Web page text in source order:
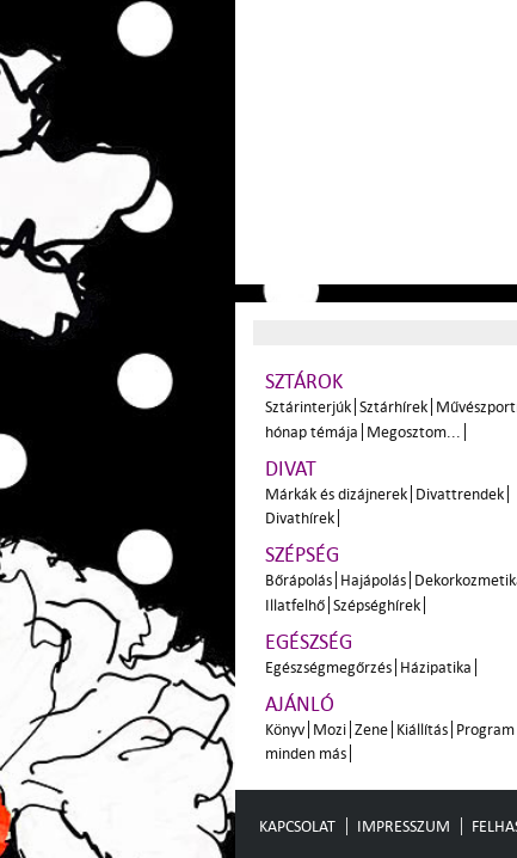
SZTÁROK
Sztárinterjúk Sztárhírek
hónap témája Megosztom...
DIVAT
Márkák és dizájnerek Divattrendek
Divathírek
SZÉPSÉG
Bőrápolás Hajápolás
Illatfelhő Szépséghírek
EGÉSZSÉG
Egészségmegőrzés Házipatika
AJÁNLÓ
Könyv Mozi Zene Kiállítás Program
minden más
KAPCSOLAT IMPRESSZUM